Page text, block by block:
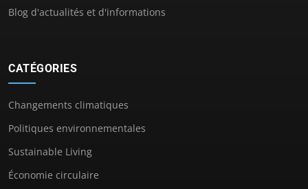
Blog d'actualités et d'informations
CATÉGORIES
Changements climatiques
Politiques environnementales
Sustainable Living
Économie circulaire